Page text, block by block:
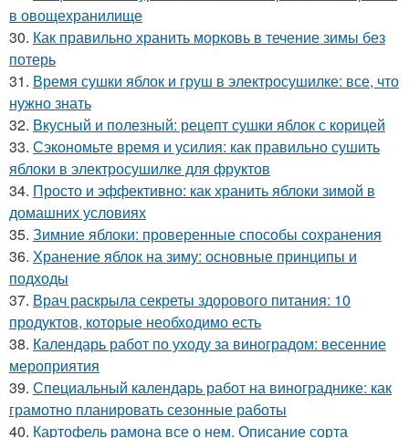
в овощехранилище
30. Как правильно хранить морковь в течение зимы без
потерь
31. Время сушки яблок и груш в электросушилке: все, что
нужно знать
32. Вкусный и полезный: рецепт сушки яблок с корицей
33. Сэкономьте время и усилия: как правильно сушить
яблоки в электросушилке для фруктов
34. Просто и эффективно: как хранить яблоки зимой в
домашних условиях
35. Зимние яблоки: проверенные способы сохранения
36. Хранение яблок на зиму: основные принципы и
подходы
37. Врач раскрыла секреты здорового питания: 10
продуктов, которые необходимо есть
38. Календарь работ по уходу за виноградом: весенние
мероприятия
39. Специальный календарь работ на винограднике: как
грамотно планировать сезонные работы
40. Картофель рамона все о нем. Описание сорта